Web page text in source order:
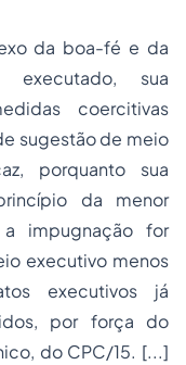
da boa-fé e da
executado, sua
coercitivas
sugestão de meio
porquanto sua
da menor
impugnação for
executivo menos
executivos já
por força do
do CPC/15. [...]